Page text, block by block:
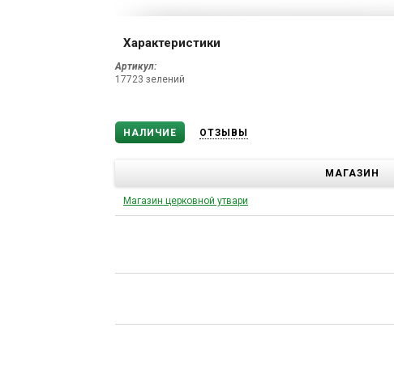
Характеристики
Артикул:
17723 зелений
НАЛИЧИЕ ОТЗЫВЫ
МАГАЗИН
Магазин церковной утвари